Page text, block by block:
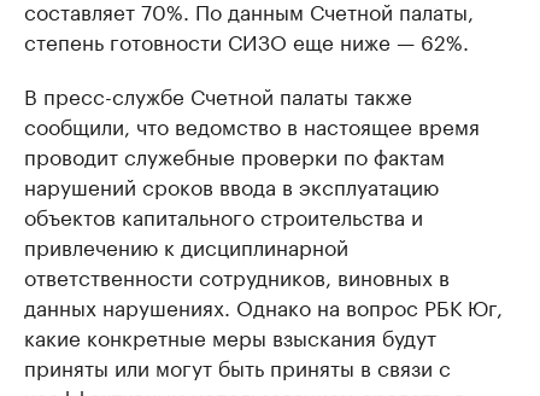
составляет 70%. По данным Счетной палаты,
степень готовности СИЗО еще ниже — 62%.
В пресс-службе Счетной палаты также
сообщили, что ведомство в настоящее время
проводит служебные проверки по фактам
нарушений сроков ввода в эксплуатацию
объектов капитального строительства и
привлечению к дисциплинарной
ответственности сотрудников, виновных в
данных нарушениях. Однако на вопрос РБК Юг,
какие конкретные меры взыскания будут
приняты или могут быть приняты в связи с